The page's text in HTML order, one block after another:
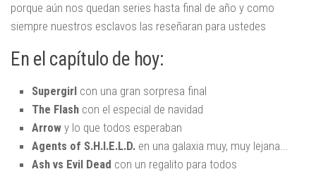
porque aún nos quedan series hasta final de año y como
siempre nuestros esclavos las reseñaran para ustedes
En el capítulo de hoy:
Supergirl con una gran sorpresa final
The Flash con el especial de navidad
Arrow y lo que todos esperaban
Agents of S.H.I.E.L.D. en una galaxia muy, muy lejana...
Ash vs Evil Dead con un regalito para todos